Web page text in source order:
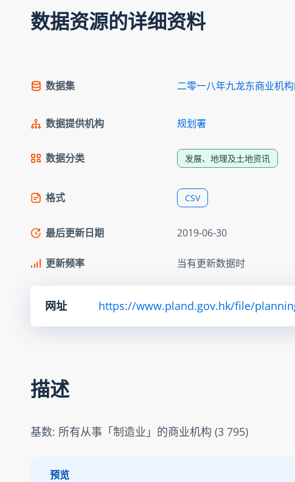
数据资源的详细资料
数据集 二零一八年九龙东商业机
数据提供机构 规划署
数据分类 发展、地理及土地资讯
格式 CSV
最后更新日期 2019-06-30
更新频率 当有更新数据时
网址 https://www.pland.gov.hk/file/
描述
基数: 所有从事「制造业」的商业机构 (3 795)
预览